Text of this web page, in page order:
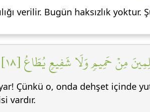
verilir. Bugün haksızlık
مِنۡ حَمِيمٖ وَلَا شَفِيعٖ يُطَاعُ [١٨]
Çünkü o, onda dehşet içinde
vardır.